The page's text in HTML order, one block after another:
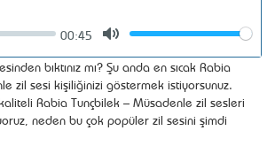
00:45
Volume
bıktınız mı? Şu anda en sıcak Rabia
zil sesi kişiliğinizi göstermek istiyorsunuz.
Rabia Tunçbilek – Müsadenle zil sesleri
neden bu çok popüler zil sesini şimdi